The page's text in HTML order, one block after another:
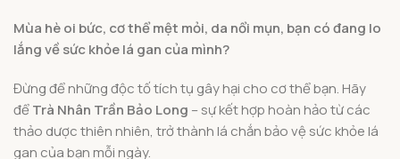
Mùa hè oi bức, cơ thể mệt mỏi, da nổi mụn, bạn có đang lo
lắng về sức khỏe lá gan của mình?
Đừng để những độc tố tích tụ gây hại cho cơ thể bạn. Hãy
đểTrà Nhân Trần Bảo Long – sự kết hợp hoàn hảo từ các
thảo dược thiên nhiên, trở thành lá chắn bảo vệ sức khỏe lá
gan của bạn mỗi ngày.